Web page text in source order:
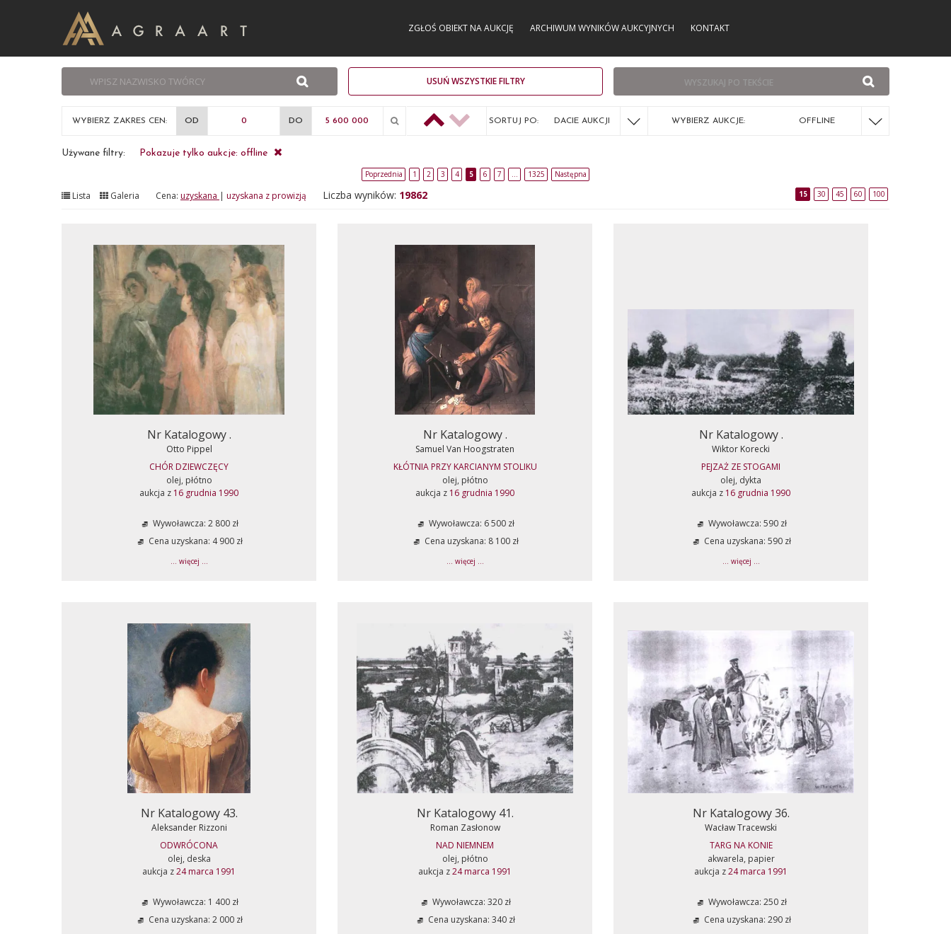
ZGŁOŚ OBIEKT NA AUKCJĘ ARCHIWUM WYNIKÓW AUKCYJNYCH KONTAKT
USUŃ WSZYSTKIE FILTRY
WYBIERZ ZAKRES CEN: OD DO SORTUJ PO: DACIE AUKCJI WYBIERZ AUKCJE: OFFLINE
Używane filtry: Pokazuje tylko aukcje: offline
Poprzednia 1 2 3 4 5 6 7 … 1325 Następna
Lista Galeria Cena: uzyskana | uzyskana z prowizją Liczba wyników: 19862 15 30 45 60 100
Nr Katalogowy .
Otto Pippel
CHÓR DZIEWCZĘCY
olej, płótno
aukcja z 16 grudnia 1990
Wywoławcza: 2 800 zł
Cena uzyskana: 4 900 zł
... więcej ...
Nr Katalogowy .
Samuel Van Hoogstraten
KŁÓTNIA PRZY KARCIANYM STOLIKU
olej, płótno
aukcja z 16 grudnia 1990
Wywoławcza: 6 500 zł
Cena uzyskana: 8 100 zł
... więcej ...
Nr Katalogowy .
Wiktor Korecki
PEJZAŻ ZE STOGAMI
olej, dykta
aukcja z 16 grudnia 1990
Wywoławcza: 590 zł
Cena uzyskana: 590 zł
... więcej ...
Nr Katalogowy 43.
Aleksander Rizzoni
ODWRÓCONA
olej, deska
aukcja z24 marca 1991
Wywoławcza: 1 400 zł
Cena uzyskana: 2 000 zł
Nr Katalogowy 41.
Roman Zasłonow
NAD NIEMNEM
olej, płótno
aukcja z24 marca 1991
Wywoławcza: 320 zł
Cena uzyskana: 340 zł
Nr Katalogowy 36.
Wacław Tracewski
TARG NA KONIE
akwarela, papier
aukcja z24 marca 1991
Wywoławcza: 250 zł
Cena uzyskana: 290 zł